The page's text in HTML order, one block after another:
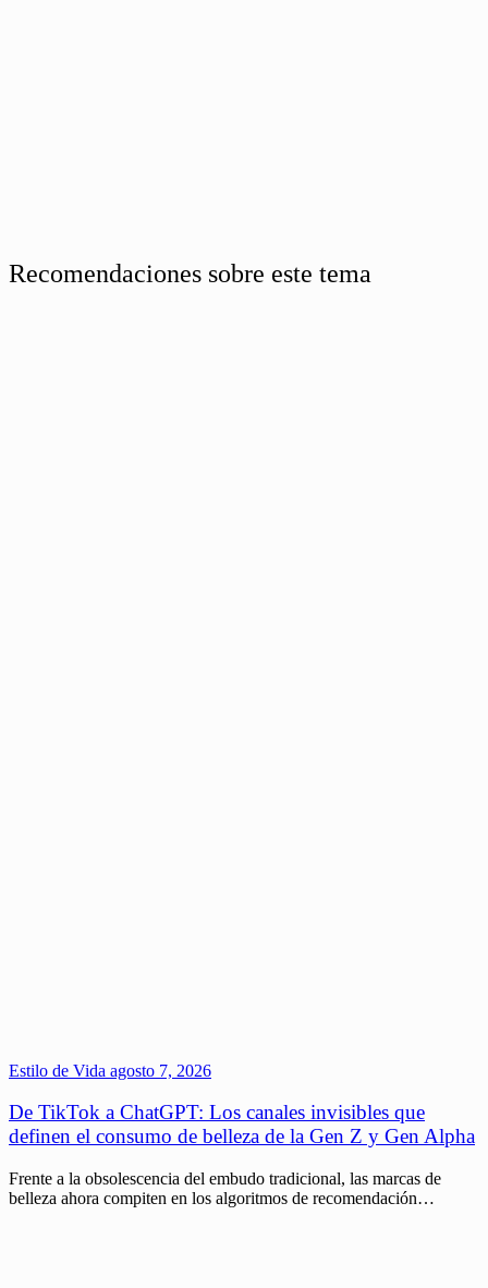
Recomendaciones sobre este tema
Estilo de Vida agosto 7, 2026
De TikTok a ChatGPT: Los canales invisibles que
definen el consumo de belleza de la Gen Z y Gen Alpha
Frente a la obsolescencia del embudo tradicional, las marcas de
belleza ahora compiten en los algoritmos de recomendación…